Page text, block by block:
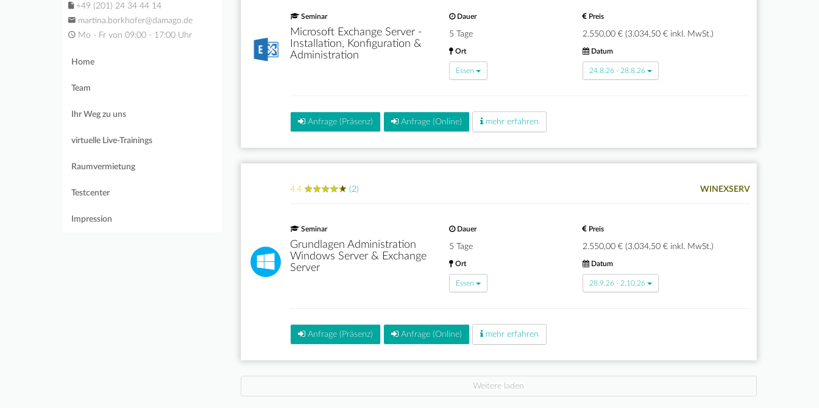
Seminar
Microsoft Exchange Server -
Installation, Konfiguration &
Administration
Dauer
5 Tage
Preis
2.550,00 € (3.034,50 € inkl. MwSt.)
Ort
Essen
Datum
24.8.26 - 28.8.26
Anfrage (Präsenz) Anfrage (Online) mehr erfahren
4.4 ★★★★★
★★★★★ (2) WINEXSERV
Seminar
Grundlagen Administration
Windows Server & Exchange
Server
Dauer
5 Tage
Preis
2.550,00 € (3.034,50 € inkl. MwSt.)
Ort
Essen
Datum
28.9.26 - 2.10.26
Anfrage (Präsenz) Anfrage (Online) mehr erfahren
Weitere laden
+49 (201) 24 34 44 14
martina.borkhofer@damago.de
Mo - Fr von 09:00 - 17:00 Uhr
Home
Team
Ihr Weg zu uns
virtuelle Live-Trainings
Raumvermietung
Testcenter
Impression